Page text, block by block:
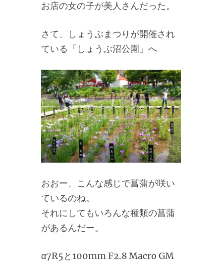
お店の女の子が美人さんだった。
さて、しょうぶまつりが開催され
ている「しょうぶ沼公園」へ
おおー、こんな感じで菖蒲が咲い
ているのね。
それにしてもいろんな種類の菖蒲
があるんだー。
α7R5と100mm F2.8 Macro GM